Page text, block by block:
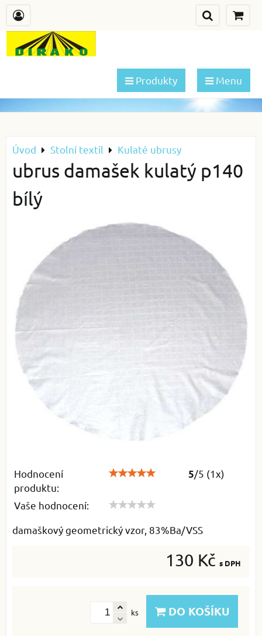
Produkty Menu
Úvod Stolní textil Kulaté ubrusy
ubrus damašek kulatý p140
bílý
Hodnocení
produktu:
5/5 (1x)
Vaše hodnocení:
damaškový geometrický vzor, 83%Ba/VSS
130 Kč s DPH
ks DO KOŠÍKU